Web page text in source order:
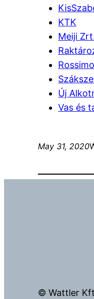
KTK
Meiji
Új
Vas és
May 31, 2020
© Wattler